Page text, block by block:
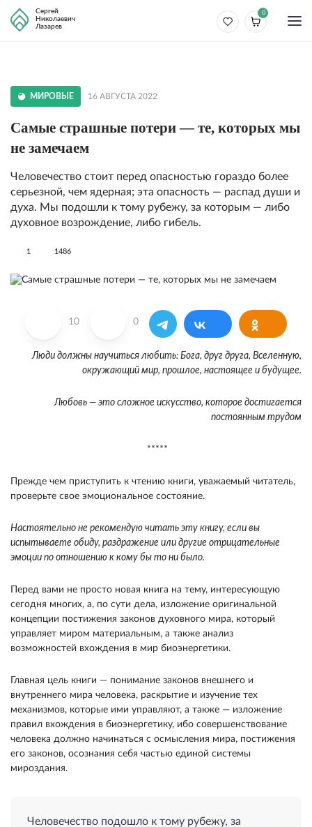
Сергей
Николаевич
Лазарев
0
МИРОВЫЕ 16 АВГУСТА 2022
Самые страшные потери — те, кото­рых мы
не замечаем
Человечество стоит перед опасностью гораздо более
серьезной, чем ядерная; эта опасность — распад души и
духа. Мы подошли к тому рубежу, за которым — либо
духовное возрождение, либо гибель.
1 1486
10 0
Люди должны научиться любить: Бога, друг друга, Вселенную,
окружающий мир, прошлое, настоящее и будущее.
Любовь — это сложное искусство, которое достигается
постоянным трудом
*****
Прежде чем приступить к чтению книги, уважаемый читатель,
проверьте свое эмоцио­нальное состояние.
Настоятельно не рекомен­дую читать эту книгу, если вы
испытываете обиду, раздражение или другие отрицательные
эмоции по отношению к кому бы то ни было.
Перед вами не просто новая книга на тему, интересующую
сегодня многих, а, по сути дела, изложение оригинальной
концепции постижения законов духовного мира, который
управляет ми­ром материальным, а также анализ
возможностей вхождения в мир биоэнергетики.
Главная цель книги — понимание законов внешнего и
внутреннего мира человека, раскрытие и изучение тех
механизмов, которые ими управля­ют, а также — изложение
правил вхождения в биоэнергетику, ибо совершенствование
человека должно начинаться с осмысления мира, постиже­ния
его законов, осознания себя частью единой си­стемы
мироздания.
Человече­ство подошло к тому рубежу, за